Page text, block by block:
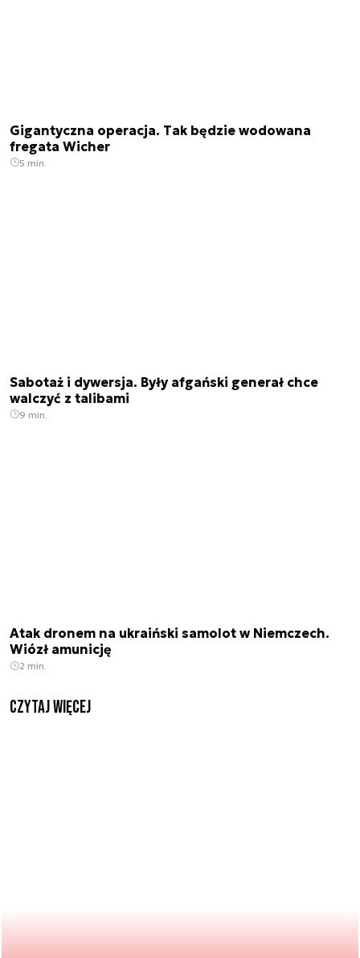
Gigantyczna operacja. Tak będzie wodowana
fregata Wicher
5 min.
Sabotaż i dywersja. Były afgański generał chce
walczyć z talibami
9 min.
Atak dronem na ukraiński samolot w Niemczech.
Wiózł amunicję
2 min.
czytaj więcej